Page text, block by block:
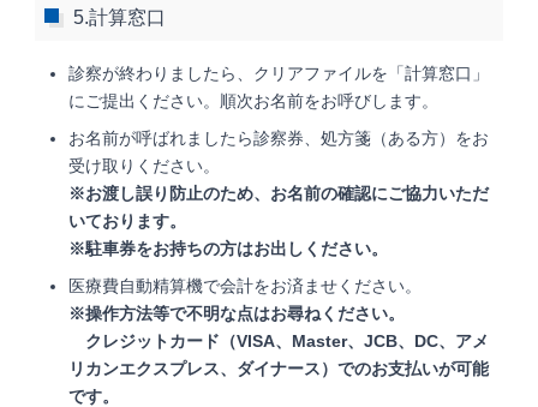
5.計算窓口
診察が終わりましたら、クリアファイルを「計算窓口」
にご提出ください。順次お名前をお呼びします。
お名前が呼ばれましたら診察券、処方箋（ある方）をお
受け取りください。
※お渡し誤り防止のため、お名前の確認にご協力いただ
いております。
※駐車券をお持ちの方はお出しください。
医療費自動精算機で会計をお済ませください。
※操作方法等で不明な点はお尋ねください。
クレジットカード（VISA、Master、JCB、DC、アメ
リカンエクスプレス、ダイナース）でのお支払いが可能
です。